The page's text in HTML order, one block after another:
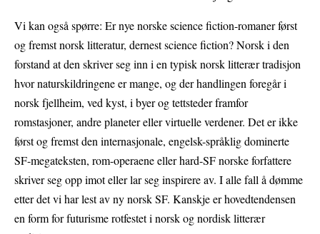
Vi kan også spørre: Er nye norske science fiction-romaner først
og fremst norsk litteratur, dernest science fiction? Norsk i den
forstand at den skriver seg inn i en typisk norsk litterær tradisjon
hvor naturskildringene er mange, og der handlingen foregår i
norsk fjellheim, ved kyst, i byer og tettsteder framfor
romstasjoner, andre planeter eller virtuelle verdener. Det er ikke
først og fremst den internasjonale, engelsk-språklig dominerte
SF-megateksten, rom-operaene eller hard-SF norske forfattere
skriver seg opp imot eller lar seg inspirere av. I alle fall å dømme
etter det vi har lest av ny norsk SF. Kanskje er hovedtendensen
en form for futurisme rotfestet i norsk og nordisk litterær